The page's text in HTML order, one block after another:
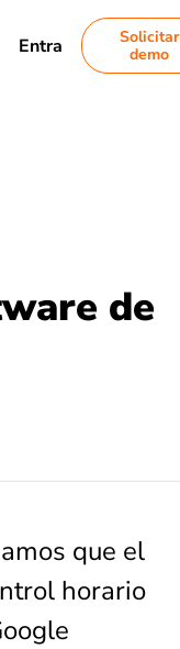
Entra
Solicitar
demo
de
que el
horario